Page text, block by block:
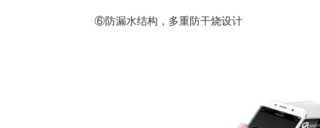
⑥防漏水结构，多重防干烧设计